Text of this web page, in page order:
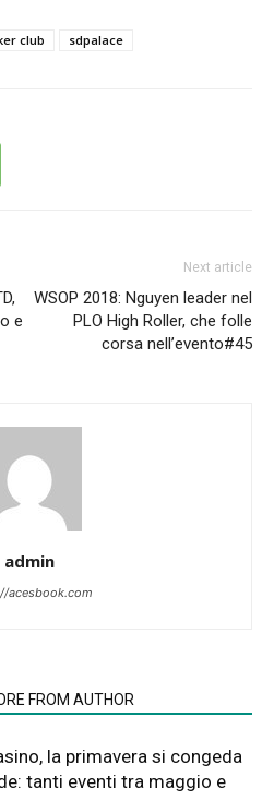
club sdpalace
e
Next article
WSOP 2018: Nguyen leader nel
PLO High Roller, che folle
corsa nell’evento#45
admin
acesbook.com
FROM AUTHOR
la primavera si congeda
tanti eventi tra maggio e